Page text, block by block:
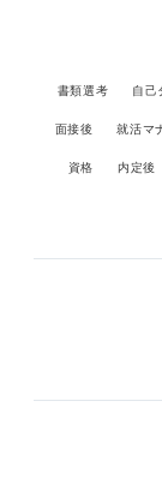
書類選考 自己
面接後 就活マ
資格 内定後